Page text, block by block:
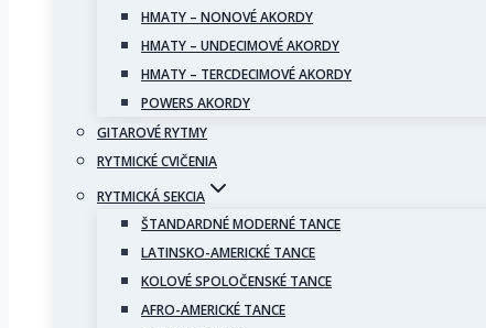
HMATY – NONOVÉ AKORDY
HMATY – UNDECIMOVÉ AKORDY
HMATY – TERCDECIMOVÉ AKORDY
POWERS AKORDY
GITAROVÉ RYTMY
RYTMICKÉ CVIČENIA
RYTMICKÁ SEKCIA
ŠTANDARDNÉ MODERNÉ TANCE
LATINSKO-AMERICKÉ TANCE
KOLOVÉ SPOLOČENSKÉ TANCE
AFRO-AMERICKÉ TANCE